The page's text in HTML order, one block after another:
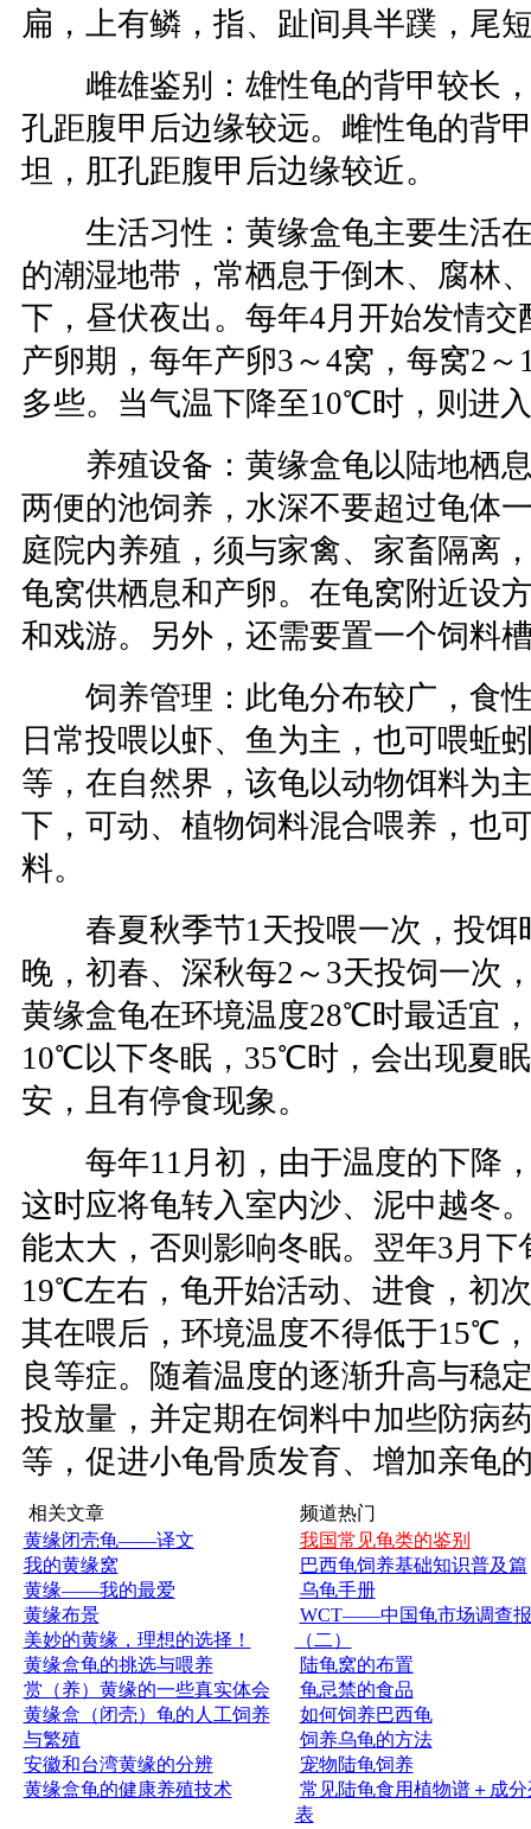
扁，上有鳞，指、趾间具半蹼，尾
雌雄鉴别：雄性龟的背甲较长，
孔距腹甲后边缘较远。雌性龟的背
坦，肛孔距腹甲后边缘较近。
生活习性：黄缘盒龟主要生活在
的潮湿地带，常栖息于倒木、腐林
下，昼伏夜出。每年4月开始发情交
产卵期，每年产卵3～4窝，每窝2
多些。当气温下降至10℃时，则进
养殖设备：黄缘盒龟以陆地栖息
两便的池饲养，水深不要超过龟体
庭院内养殖，须与家禽、家畜隔离
龟窝供栖息和产卵。在龟窝附近设
和戏游。另外，还需要置一个饲料
饲养管理：此龟分布较广，食性
日常投喂以虾、鱼为主，也可喂蚯
等，在自然界，该龟以动物饵料为
下，可动、植物饲料混合喂养，也
料。
春夏秋季节1天投喂一次，投饵
晚，初春、深秋每2～3天投饲一次
黄缘盒龟在环境温度28℃时最适宜
10℃以下冬眠，35℃时，会出现夏
安，且有停食现象。
每年11月初，由于温度的下降，
这时应将龟转入室内沙、泥中越冬
能太大，否则影响冬眠。翌年3月下
19℃左右，龟开始活动、进食，初
其在喂后，环境温度不得低于15℃
良等症。随着温度的逐渐升高与稳
投放量，并定期在饲料中加些防病
等，促进小龟骨质发育、增加亲龟
相关文章
黄缘闭壳龟——译文
我的黄缘窝
黄缘——我的最爱
黄缘布景
美妙的黄缘，理想的选择！
黄缘盒龟的挑选与喂养
赏（养）黄缘的一些真实体会
黄缘盒（闭壳）龟的人工饲养
与繁殖
安徽和台湾黄缘的分辨
黄缘盒龟的健康养殖技术
频道热门
我国常见龟类的鉴别
巴西龟饲养基础知识普及篇
乌龟手册
WCT——中国龟市场调查
（二）
陆龟窝的布置
龟忌禁的食品
如何饲养巴西龟
饲养乌龟的方法
宠物陆龟饲养
常见陆龟食用植物谱＋成分
表